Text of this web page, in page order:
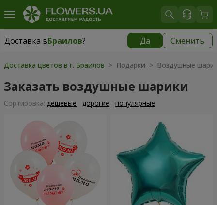
Доставка вБраилов? Да Сменить
Доставка вБраилов|
Доставка цветов в г. Браилов > Подарки > Воздушные
Заказать воздушные шарики
Cортировка: дешевые дорогие популярные